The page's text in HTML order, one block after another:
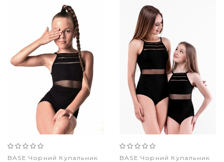
BASE Чорний Купальник
BASE Чорний Купальник